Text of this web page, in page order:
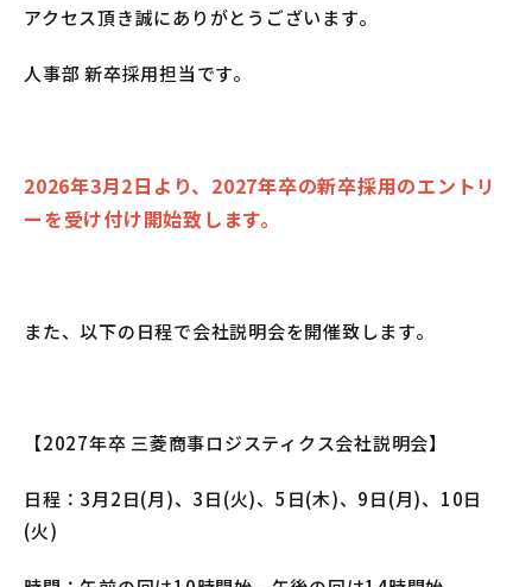
アクセス頂き誠にありがとうございます。
人事部 新卒採用担当です。
2026年3月2日より、2027年卒の新卒採用のエントリ
ーを受け付け開始致します。
また、以下の日程で会社説明会を開催致します。
【2027年卒 三菱商事ロジスティクス会社説明会】
日程：3月2日(月)、3日(火)、5日(木)、9日(月)、10日
(火)